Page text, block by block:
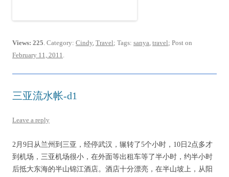
Views: 225. Category: Cindy, Travel; Tags: sanya, travel; Post on
February 11, 2011.
三亚流水帐-d1
Leave a reply
2月9日从兰州到三亚，经停武汉，辗转了5个小时，10日2点多才
到机场，三亚机场很小，在外面等出租车等了半小时，约半小时
后抵大东海的半山锦江酒店。酒店十分漂亮，在半山坡上，从阳